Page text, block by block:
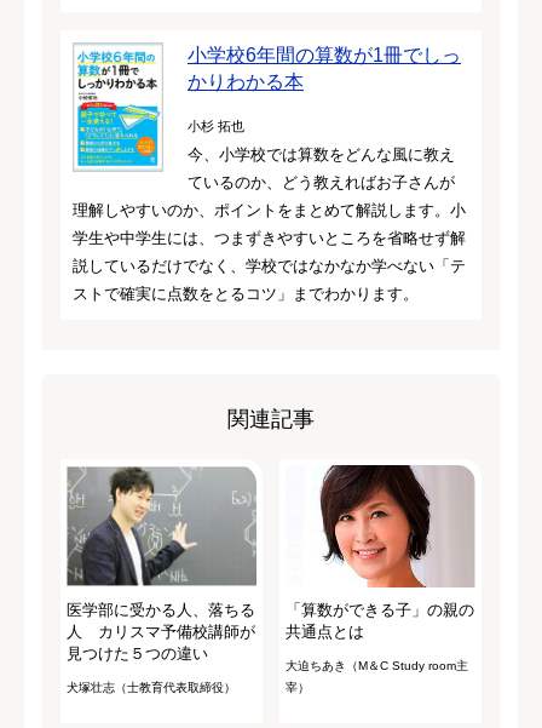
小学校6年間の算数が1冊でしっ
かりわかる本
小杉 拓也
今、小学校では算数をどんな風に教え
ているのか、どう教えればお子さんが
理解しやすいのか、ポイントをまとめて解説します。小
学生や中学生には、つまずきやすいところを省略せず解
説しているだけでなく、学校ではなかなか学べない「テ
ストで確実に点数をとるコツ」までわかります。
関連記事
医学部に受かる人、落ちる
人 カリスマ予備校講師が
見つけた５つの違い
犬塚壮志（士教育代表取締役）
「算数ができる子」の親の
共通点とは
大迫ちあき（M＆C Study room主
宰）